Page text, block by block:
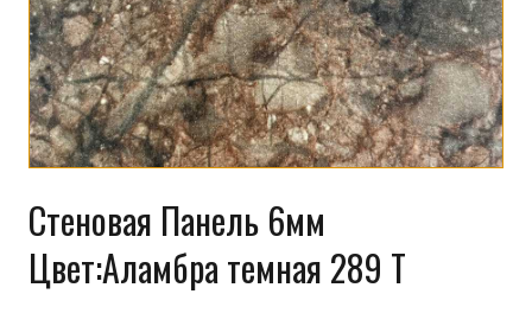
Стеновая Панель 6мм
Цвет:Аламбра темная 289 Т